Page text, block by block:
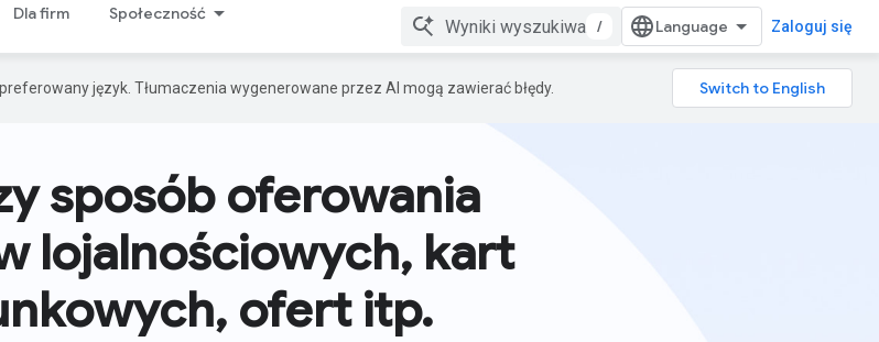
Dla firm Społeczność
/ Zaloguj się
język. Tłumaczenia wygenerowane przez AI mogą zawierać błędy.
sposób oferowania
lojalnościowych, kart
ofert itp.